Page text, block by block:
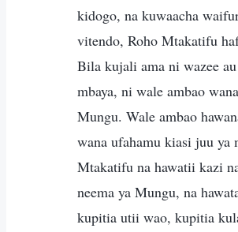
kidogo, na kuwaacha
vitendo, Roho Mtakatifu
Bila kujali ama ni wazee
mbaya, ni wale ambao
Mungu. Wale ambao
wana ufahamu kiasi juu ya
Mtakatifu na hawatii kazi
neema ya Mungu, na
kupitia utii wao, kupitia